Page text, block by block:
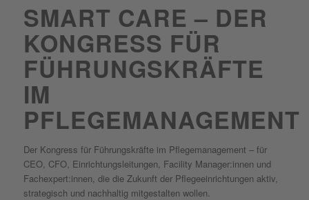
SMART CARE – DER
KONGRESS FÜR
FÜHRUNGSKRÄFTE
IM
PFLEGEMANAGEMENT
Der Kongress für Führungskräfte im Pflegemanagement – für
CEO, CFO, Einrichtungsleitungen, Facility Manager:innen und
Fachexpert:innen, die die Zukunft der Pflegeeinrichtungen aktiv,
strategisch und nachhaltig mitgestalten wollen.